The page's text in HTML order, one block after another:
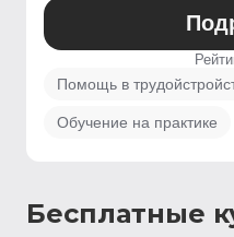
Помощь в
Обучение на практике
Бесплатные